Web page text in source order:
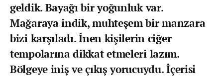
geldik. Bayağı bir yoğunluk var.
Mağaraya indik, muhteşem bir manzara
bizi karşıladı. İnen kişilerin ciğer
tempolarına dikkat etmeleri lazım.
Bölgeye iniş ve çıkış yorucuydu. İçerisi